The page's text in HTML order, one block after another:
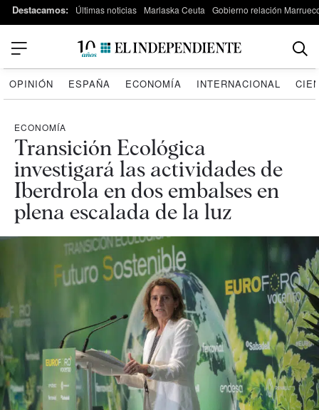
Destacamos: Últimas noticias Marlaska Ceuta Gobierno relación
OPINIÓN ESPAÑA ECONOMÍA INTERNACIONAL
ECONOMÍA
Transición Ecológica
investigará las actividades de
Iberdrola en dos embalses en
plena escalada de la luz